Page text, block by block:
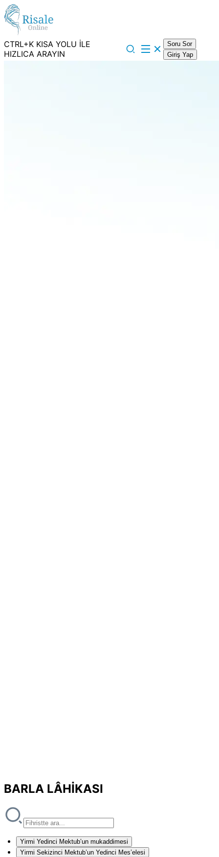
CTRL+K KISA YOLU İLE
HIZLICA ARAYIN
Soru Sor
Giriş Yap
BARLA LÂHİKASI
Yirmi Yedinci Mektub’un mukaddimesi
Yirmi Sekizinci Mektub’un Yedinci Mes’elesi